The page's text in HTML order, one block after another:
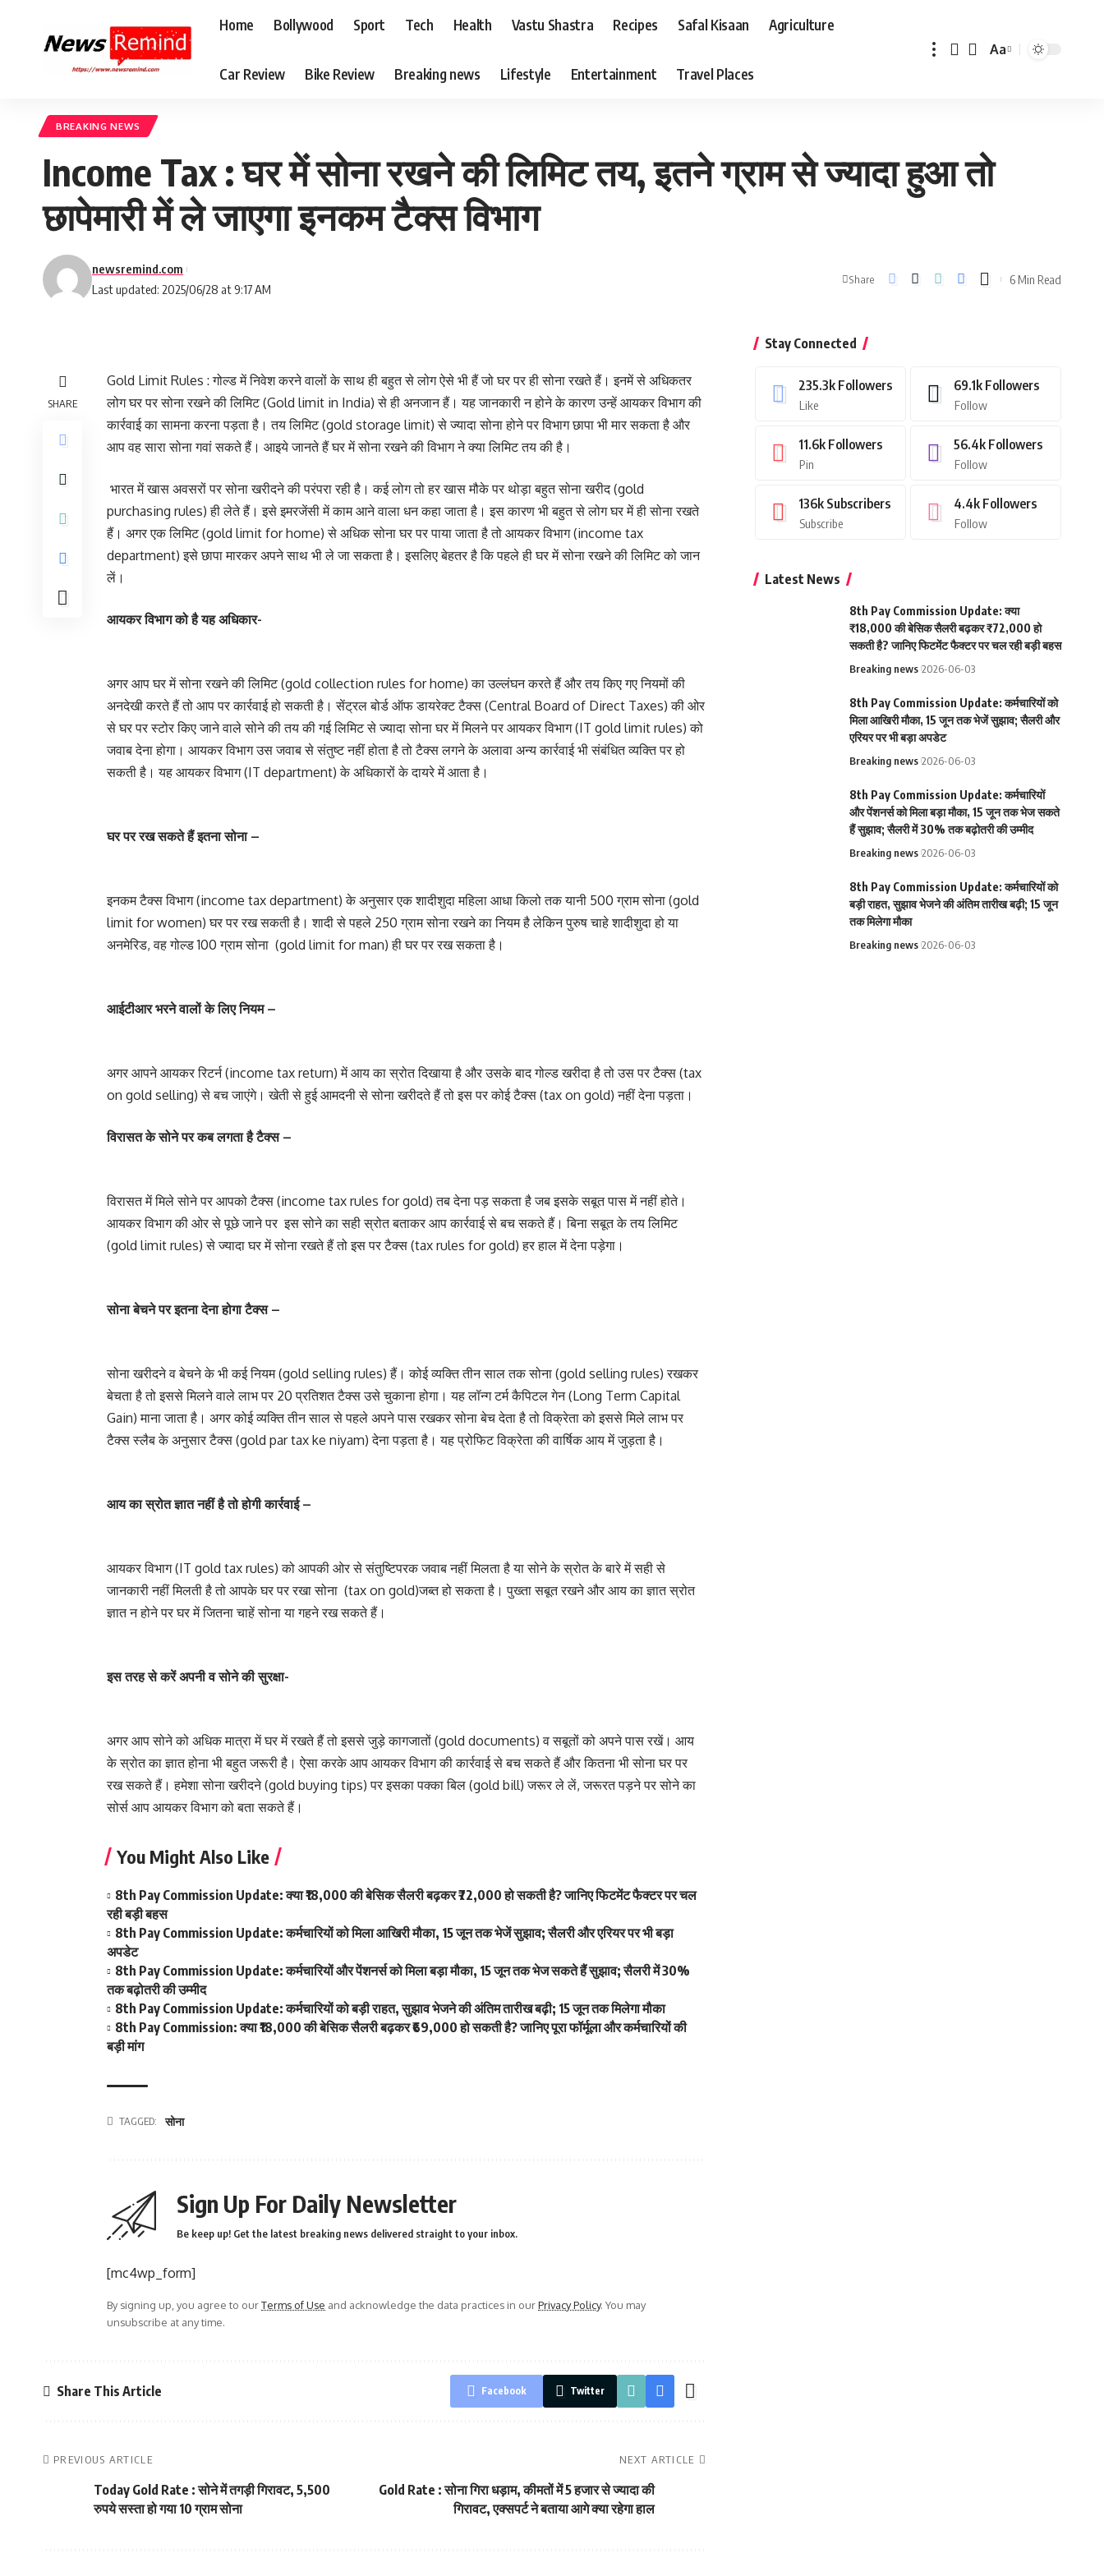
Home Bollywood Sport Tech Health Vastu Shastra Recipes Safal Kisaan Agriculture
Car Review Bike Review Breaking news Lifestyle Entertainment Travel Places
Font
Aa
BREAKING NEWS
Income Tax : घर में सोना रखने की लिमिट तय, इतने ग्राम से ज्यादा हुआ तो
छापेमारी में ले जाएगा इनकम टैक्स विभाग
Last updated: 2025/06/28 at 9:17 AM
newsremind.com
Share 6 Min Read
SHARE
Gold Limit Rules : गोल्ड में निवेश करने वालों के साथ ही बहुत से लोग ऐसे भी हैं जो घर पर ही सोना रखते हैं। इनमें से अधिकतर
लोग घर पर सोना रखने की लिमिट (Gold limit in India) से ही अनजान हैं। यह जानकारी न होने के कारण उन्हें आयकर विभाग की
कार्रवाई का सामना करना पड़ता है। तय लिमिट (gold storage limit) से ज्यादा सोना होने पर विभाग छापा भी मार सकता है और
आप वह सारा सोना गवां सकते हैं। आइये जानते हैं घर में सोना रखने की विभाग ने क्या लिमिट तय की है।
भारत में खास अवसरों पर सोना खरीदने की परंपरा रही है। कई लोग तो हर खास मौके पर थोड़ा बहुत सोना खरीद (gold
purchasing rules) ही लेते हैं। इसे इमरजेंसी में काम आने वाला धन कहा जाता है। इस कारण भी बहुत से लोग घर में ही सोना रखते
हैं। अगर एक लिमिट (gold limit for home) से अधिक सोना घर पर पाया जाता है तो आयकर विभाग (income tax
department) इसे छापा मारकर अपने साथ भी ले जा सकता है। इसलिए बेहतर है कि पहले ही घर में सोना रखने की लिमिट को जान
लें।
आयकर विभाग को है यह अधिकार-
अगर आप घर में सोना रखने की लिमिट (gold collection rules for home) का उल्लंघन करते हैं और तय किए गए नियमों की
अनदेखी करते हैं तो आप पर कार्रवाई हो सकती है। सेंट्रल बोर्ड ऑफ डायरेक्ट टैक्स (Central Board of Direct Taxes) की ओर
से घर पर स्टोर किए जाने वाले सोने की तय की गई लिमिट से ज्यादा सोना घर में मिलने पर आयकर विभाग (IT gold limit rules) को
जवाब देना होगा। आयकर विभाग उस जवाब से संतुष्ट नहीं होता है तो टैक्स लगने के अलावा अन्य कार्रवाई भी संबंधित व्यक्ति पर हो
सकती है। यह आयकर विभाग (IT department) के अधिकारों के दायरे में आता है।
घर पर रख सकते हैं इतना सोना –
इनकम टैक्स विभाग (income tax department) के अनुसार एक शादीशुदा महिला आधा किलो तक यानी 500 ग्राम सोना (gold
limit for women) घर पर रख सकती है। शादी से पहले 250 ग्राम सोना रखने का नियम है लेकिन पुरुष चाहे शादीशुदा हो या
अनमेरिड, वह गोल्ड 100 ग्राम सोना (gold limit for man) ही घर पर रख सकता है।
आईटीआर भरने वालों के लिए नियम –
अगर आपने आयकर रिटर्न (income tax return) में आय का स्रोत दिखाया है और उसके बाद गोल्ड खरीदा है तो उस पर टैक्स (tax
on gold selling) से बच जाएंगे। खेती से हुई आमदनी से सोना खरीदते हैं तो इस पर कोई टैक्स (tax on gold) नहीं देना पड़ता।
विरासत के सोने पर कब लगता है टैक्स –
विरासत में मिले सोने पर आपको टैक्स (income tax rules for gold) तब देना पड़ सकता है जब इसके सबूत पास में नहीं होते।
आयकर विभाग की ओर से पूछे जाने पर इस सोने का सही स्रोत बताकर आप कार्रवाई से बच सकते हैं। बिना सबूत के तय लिमिट
(gold limit rules) से ज्यादा घर में सोना रखते हैं तो इस पर टैक्स (tax rules for gold) हर हाल में देना पड़ेगा।
सोना बेचने पर इतना देना होगा टैक्स –
सोना खरीदने व बेचने के भी कई नियम (gold selling rules) हैं। कोई व्यक्ति तीन साल तक सोना (gold selling rules) रखकर
बेचता है तो इससे मिलने वाले लाभ पर 20 प्रतिशत टैक्स उसे चुकाना होगा। यह लॉन्ग टर्म कैपिटल गेन (Long Term Capital
Gain) माना जाता है। अगर कोई व्यक्ति तीन साल से पहले अपने पास रखकर सोना बेच देता है तो विक्रेता को इससे मिले लाभ पर
टैक्स स्लैब के अनुसार टैक्स (gold par tax ke niyam) देना पड़ता है। यह प्रोफिट विक्रेता की वार्षिक आय में जुड़ता है।
आय का स्रोत ज्ञात नहीं है तो होगी कार्रवाई –
आयकर विभाग (IT gold tax rules) को आपकी ओर से संतुष्टिपरक जवाब नहीं मिलता है या सोने के स्रोत के बारे में सही से
जानकारी नहीं मिलती है तो आपके घर पर रखा सोना (tax on gold)जब्त हो सकता है। पुख्ता सबूत रखने और आय का ज्ञात स्रोत
ज्ञात न होने पर घर में जितना चाहें सोना या गहने रख सकते हैं।
इस तरह से करें अपनी व सोने की सुरक्षा-
अगर आप सोने को अधिक मात्रा में घर में रखते हैं तो इससे जुड़े कागजातों (gold documents) व सबूतों को अपने पास रखें। आय
के स्रोत का ज्ञात होना भी बहुत जरूरी है। ऐसा करके आप आयकर विभाग की कार्रवाई से बच सकते हैं और कितना भी सोना घर पर
रख सकते हैं। हमेशा सोना खरीदने (gold buying tips) पर इसका पक्का बिल (gold bill) जरूर ले लें, जरूरत पड़ने पर सोने का
सोर्स आप आयकर विभाग को बता सकते हैं।
You Might Also Like
8th Pay Commission Update: क्या ₹18,000 की बेसिक सैलरी बढ़कर ₹72,000 हो सकती है? जानिए फिटमेंट फैक्टर पर चल
रही बड़ी बहस
8th Pay Commission Update: कर्मचारियों को मिला आखिरी मौका, 15 जून तक भेजें सुझाव; सैलरी और एरियर पर भी बड़ा
अपडेट
8th Pay Commission Update: कर्मचारियों और पेंशनर्स को मिला बड़ा मौका, 15 जून तक भेज सकते हैं सुझाव; सैलरी में 30%
तक बढ़ोतरी की उम्मीद
8th Pay Commission Update: कर्मचारियों को बड़ी राहत, सुझाव भेजने की अंतिम तारीख बढ़ी; 15 जून तक मिलेगा मौका
8th Pay Commission: क्या ₹18,000 की बेसिक सैलरी बढ़कर ₹69,000 हो सकती है? जानिए पूरा फॉर्मूला और कर्मचारियों की
बड़ी मांग
TAGGED: सोना
Sign Up For Daily Newsletter
Be keep up! Get the latest breaking news delivered straight to your inbox.
[mc4wp_form]
By signing up, you agree to ourTerms of Use and acknowledge the data practices in ourPrivacy Policy. You may
unsubscribe at any time.
Share This Article Facebook Twitter
PREVIOUS ARTICLE
Today Gold Rate : सोने में तगड़ी गिरावट, 5,500
रुपये सस्ता हो गया 10 ग्राम सोना
NEXT ARTICLE
Gold Rate : सोना गिरा धड़ाम, कीमतों में 5 हजार से ज्यादा की
गिरावट, एक्सपर्ट ने बताया आगे क्या रहेगा हाल
Stay Connected
235.3k Followers
Like
69.1k Followers
Follow
11.6k Followers
Pin
56.4k Followers
Follow
136k Subscribers
Subscribe
4.4k Followers
Follow
Latest News
8th Pay Commission Update: क्या
₹18,000 की बेसिक सैलरी बढ़कर ₹72,000 हो
सकती है? जानिए फिटमेंट फैक्टर पर चल रही बड़ी बहस
Breaking news 2026-06-03
8th Pay Commission Update: कर्मचारियों को
मिला आखिरी मौका, 15 जून तक भेजें सुझाव; सैलरी और
एरियर पर भी बड़ा अपडेट
Breaking news 2026-06-03
8th Pay Commission Update: कर्मचारियों
और पेंशनर्स को मिला बड़ा मौका, 15 जून तक भेज सकते
हैं सुझाव; सैलरी में 30% तक बढ़ोतरी की उम्मीद
Breaking news 2026-06-03
8th Pay Commission Update: कर्मचारियों को
बड़ी राहत, सुझाव भेजने की अंतिम तारीख बढ़ी; 15 जून
तक मिलेगा मौका
Breaking news 2026-06-03